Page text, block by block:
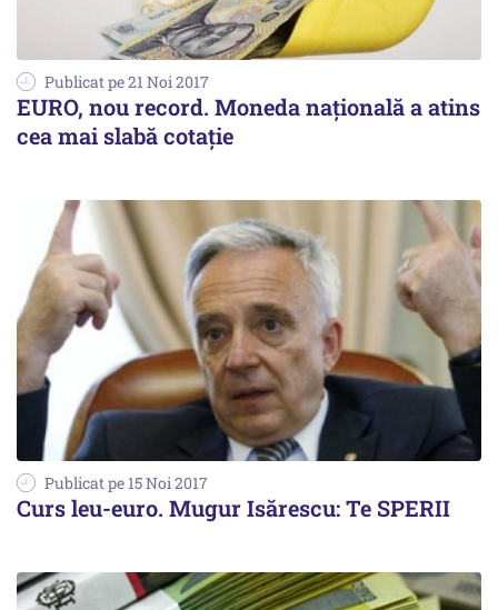
Publicat pe 21 Noi 2017
EURO, nou record. Moneda naţională a atins
cea mai slabă cotaţie
Publicat pe 15 Noi 2017
Curs leu-euro. Mugur Isărescu: Te SPERII